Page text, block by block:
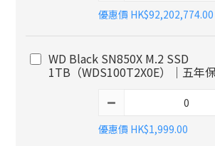
優惠價 HK$92,202,774.00
WD Black SN850X M.2 SSD
1TB（WDS100T2X0E）｜五年
優惠價 HK$1,999.00